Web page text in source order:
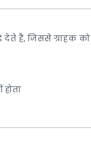
हैं, जिससे ग्राहक को